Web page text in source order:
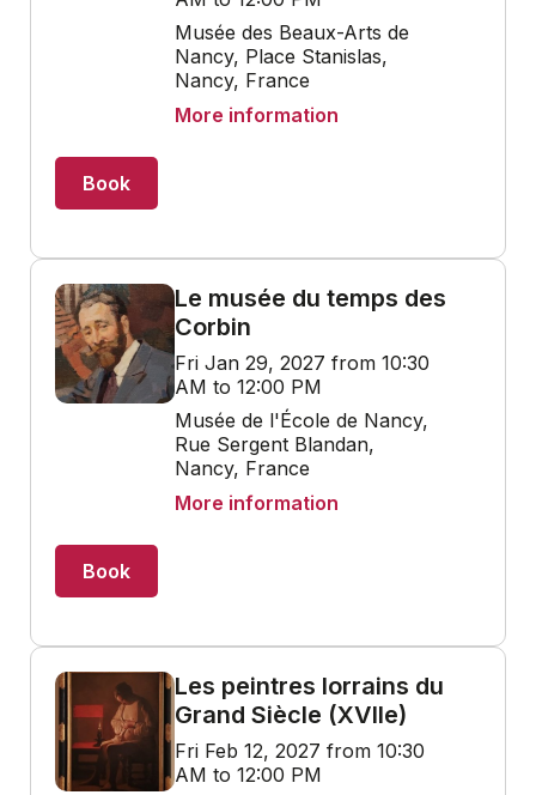
Musée des Beaux-Arts de
Nancy, Place Stanislas,
Nancy, France
More information
Book
Le musée du temps des
Corbin
Fri Jan 29, 2027 from 10:30
AM to 12:00 PM
Musée de l'École de Nancy,
Rue Sergent Blandan,
Nancy, France
More information
Book
Les peintres lorrains du
Grand Siècle (XVIIe)
Fri Feb 12, 2027 from 10:30
AM to 12:00 PM